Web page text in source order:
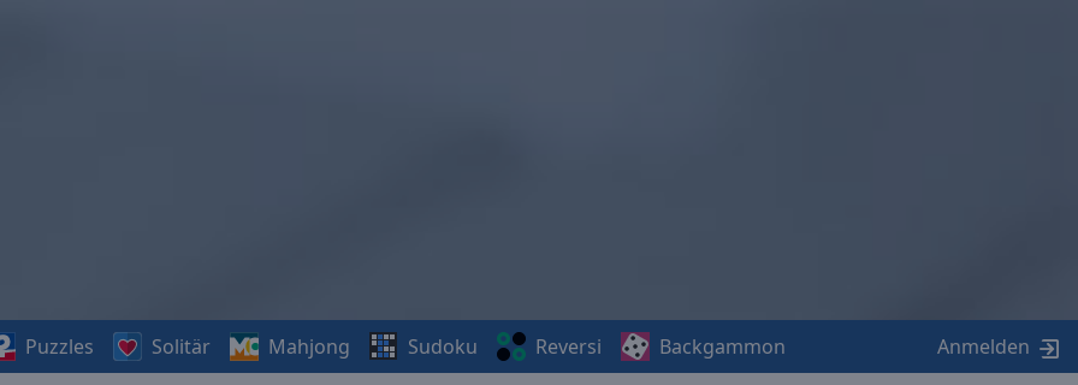
Puzzles Solitär Mahjong Sudoku Reversi Backgammon Anmelden